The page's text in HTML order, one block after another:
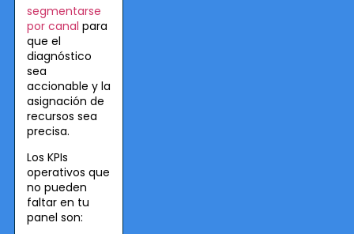
segmentarse
por canal para
que el
diagnóstico
sea
accionable y la
asignación de
recursos sea
precisa.
Los KPIs
operativos que
no pueden
faltar en tu
panel son: